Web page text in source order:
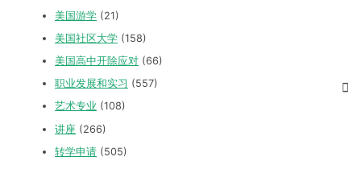
美国游学 (21)
美国社区大学 (158)
美国高中开除应对 (66)
职业发展和实习 (557)
艺术专业 (108)
讲座 (266)
转学申请 (505)